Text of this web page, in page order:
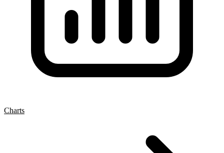
Charts